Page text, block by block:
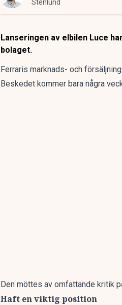
Stenlund
Lanseringen av elbilen Luce
bolaget.
Ferraris marknads- och
Beskedet kommer bara några
Den möttes av omfattande kritik
Haft en viktig position